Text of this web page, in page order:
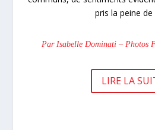
pris la peine de
Par Isabelle Dominati – Photos
LIRE LA